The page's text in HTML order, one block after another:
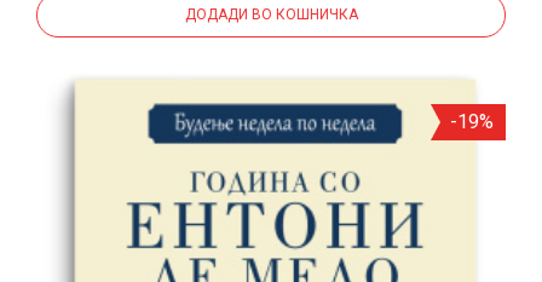
ДОДАДИ ВО КОШНИЧКА
-19%